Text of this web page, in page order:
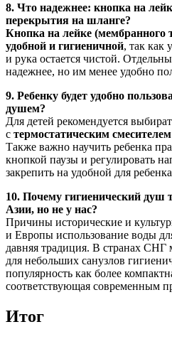
8. Что надежнее: кнопка на
перекрытия на шланге?
Кнопка на лейке (мембранного
удобной и гигиеничной, так как
и рука остается чистой.
надежнее, но им менее удобно
9. Ребенку будет удобно
душем?
Для детей рекомендуется
с термостатическим смесителем
Также важно научить ребенка
кнопкой паузы и регулировать
закрепить на удобной для
10. Почему гигиенический душ
Азии, но не у нас?
Причины исторические и
и Европы использование воды
давняя традиция. В странах СНГ
для небольших санузлов
популярность как более
соответствующая современным
Итог